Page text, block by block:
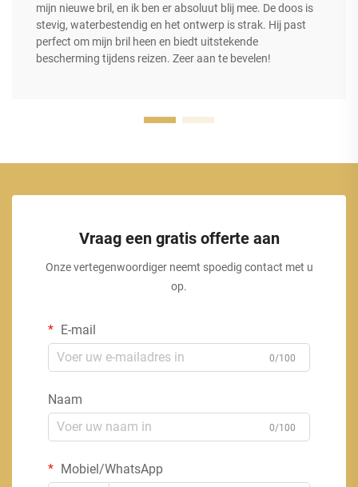
mijn nieuwe bril, en ik ben er absoluut blij mee. De doos is
stevig, waterbestendig en het ontwerp is strak. Hij past
perfect om mijn bril heen en biedt uitstekende
bescherming tijdens reizen. Zeer aan te bevelen!
Vraag een gratis offerte aan
Onze vertegenwoordiger neemt spoedig contact met u
op.
E-mail
0/100
Naam
0/100
Mobiel/WhatsApp